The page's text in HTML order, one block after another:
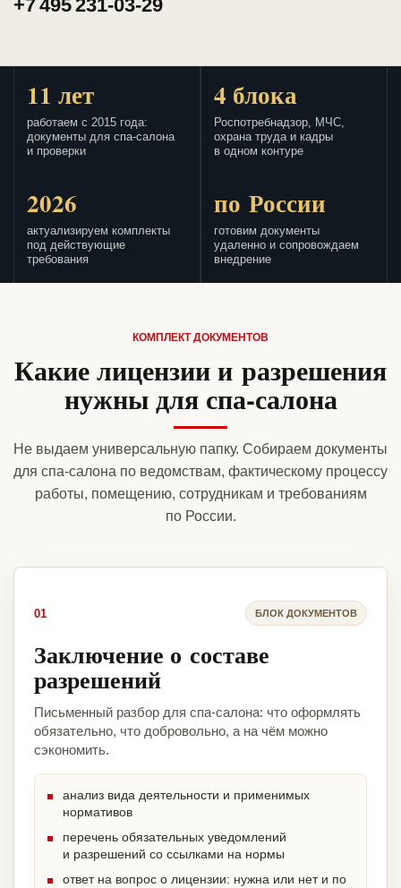
+7 495 231-03-29
11 лет
работаем с 2015 года:
документы для спа-салона
и проверки
4 блока
Роспотребнадзор, МЧС,
охрана труда и кадры
в одном контуре
2026
актуализируем комплекты
под действующие
требования
по России
готовим документы
удаленно и сопровождаем
внедрение
КОМПЛЕКТ ДОКУМЕНТОВ
Какие лицензии и разрешения
нужны для спа-салона
Не выдаем универсальную папку. Собираем документы
для спа-салона по ведомствам, фактическому процессу
работы, помещению, сотрудникам и требованиям
по России.
01 БЛОК ДОКУМЕНТОВ
Заключение о составе
разрешений
Письменный разбор для спа-салона: что оформлять
обязательно, что добровольно, а на чём можно
сэкономить.
анализ вида деятельности и применимых
нормативов
перечень обязательных уведомлений
и разрешений со ссылками на нормы
ответ на вопрос о лицензии: нужна или нет и по